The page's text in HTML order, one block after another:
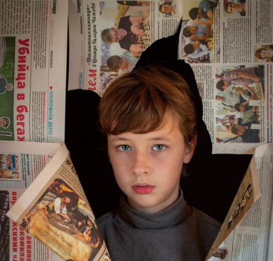
Фантазирай
Приказки
История на изкуството
Музикална кутийка
От соул до рокендрол
Междучасие
Яйцето на света
Къщата
Златната ябълка
Непознатите думи
Игри
Кои сме ние?
За вас, родители
БНР
БНР Новини
Архивен фонд на БНР